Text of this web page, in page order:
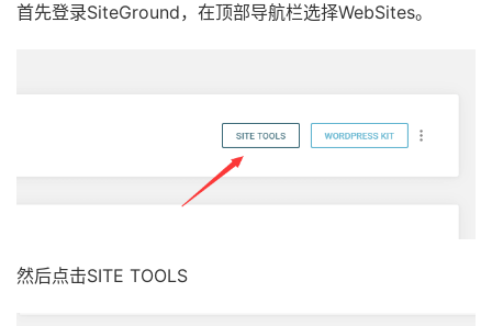
首先登录SiteGround，在顶部导航栏选择WebSites。
然后点击SITE TOOLS